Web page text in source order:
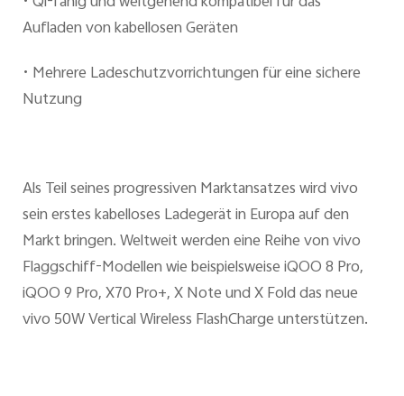
Aufladen von kabellosen Geräten
• Mehrere Ladeschutzvorrichtungen für eine sichere
Nutzung
Als Teil seines progressiven Marktansatzes wird vivo
sein erstes kabelloses Ladegerät in Europa auf den
Markt bringen. Weltweit werden eine Reihe von vivo
Flaggschiff-Modellen wie beispielsweise iQOO 8 Pro,
iQOO 9 Pro, X70 Pro+, X Note und X Fold das neue
vivo 50W Vertical Wireless FlashCharge unterstützen.